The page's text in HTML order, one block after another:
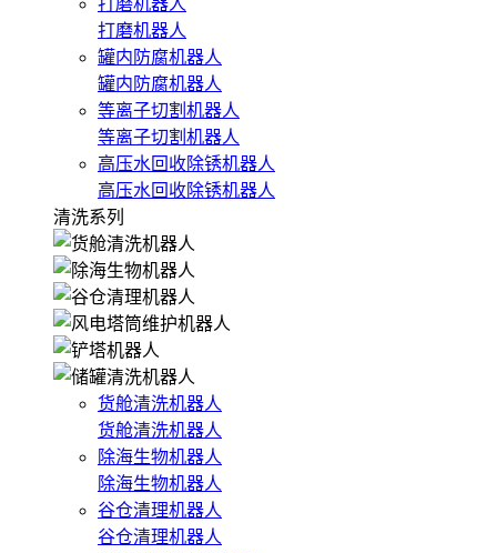
打磨机器人
打磨机器人
罐内防腐机器人
罐内防腐机器人
等离子切割机器人
等离子切割机器人
高压水回收除锈机器人
高压水回收除锈机器人
清洗系列
货舱清洗机器人
货舱清洗机器人
除海生物机器人
除海生物机器人
谷仓清理机器人
谷仓清理机器人